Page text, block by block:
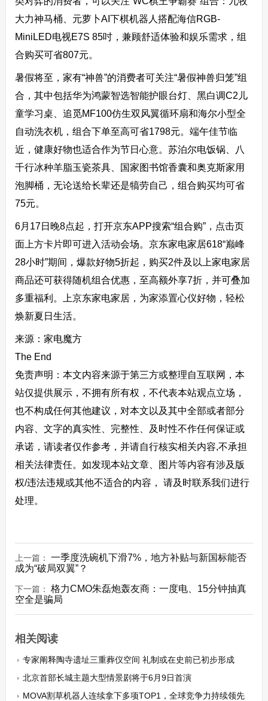
大力神马桶、元萝卜AI下棋机器人搭配海信RGB-
MiniLED电视E7S 85吋，兼顾舒适体验和娱乐需求，组
合购买可省807元。
暑假将至，家有“神兽”的消费者可关注“暑假神兽归笼”组
合，其中包括华为鸿蒙智选智能护眼台灯、黑白调C2儿
童学习桌、追觅MF100仿生双风翼循环扇和海尔小型全
自动洗衣机，组合下单至高可省1798元。端午佳节临
近，健康好物也适合作为节日心意。苏泊尔电饭锅、八
千行冰种羊脂玉瓷茶具、国家图书馆香囊和奥克斯家用
泡脚桶，无论送给长辈还是犒劳自己，组合购买均可省
75元。
6月17日晚8点起，打开京东APP搜索“组合购”，点击页
面上方卡片即可进入活动会场。京东家电家居618“巅峰
28小时”期间，爆款好物5折起，购买2件及以上家电家居
商品还可获得随机组合优惠，至高额外享7折，并可叠加
多重福利。上京东家电家居，为家添置心仪好物，轻松
焕新夏日生活。
来源：家电魔方
The End
免责声明：本文内容来源于第三方或整理自互联网，本
站仅提供展示，不拥有所有权，不代表本站观点立场，
也不构成任何其他建议，对本文以及其中全部或者部分
内容、文字的真实性、完整性、及时性不作任何保证或
承诺，请读者仅作参考，并请自行核实相关内容,不承担
相关法律责任。如发现本站文章、图片等内容有涉及版
权/违法违规或其他不适合的内容， 请及时联系我们进行
处理。
上一篇： 一季度洗碗机下滑7%，地方补贴与新国标能否
成为“破局双翼”？
下一篇： 格力CMO朱磊炮轰友商：一度电、15分钟抽真
空全是骗局
相关阅读
专家阐释陶寺遗址三重葬仪空间 礼制或在史前已初步形成
北京首部长城主题大型情景剧将于6月9日首演
MOVA割草机器人连续拿下多项TOP1，全球竞争力持续领先